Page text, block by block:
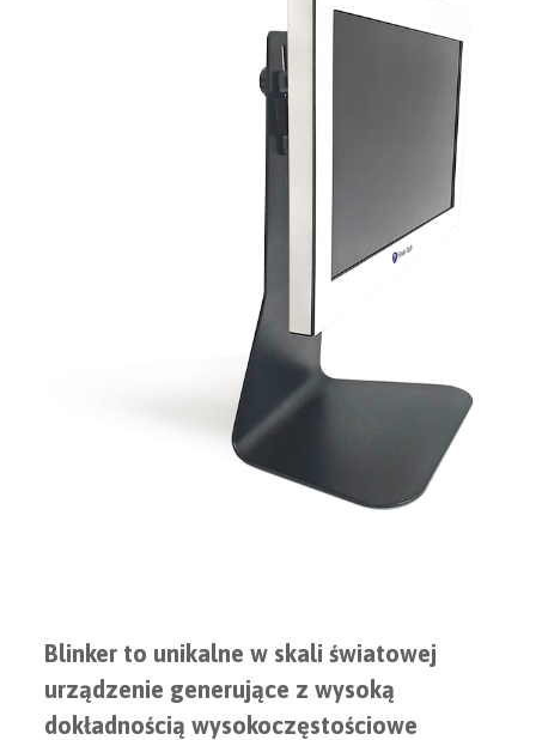
Blinker to unikalne w skali światowej
urządzenie generujące z wysoką
dokładnością wysokoczęstościowe